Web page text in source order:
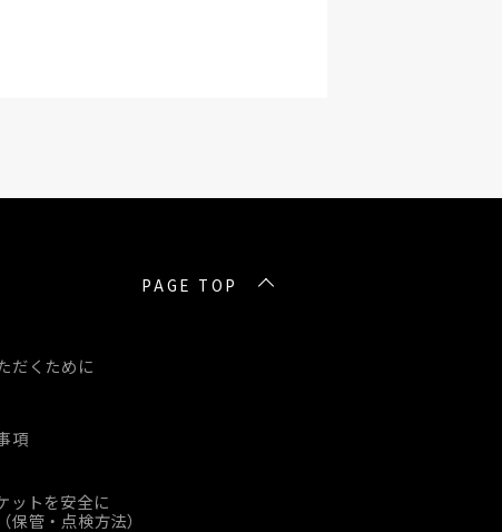
PAGE TOP
だくために
項
ットを安全に
管・点検方法）